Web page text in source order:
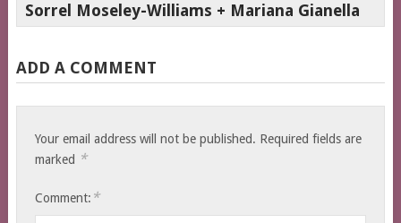
Sorrel Moseley-Williams + Mariana Gianella
ADD A COMMENT
Your email address will not be published. Required fields are
marked *
Comment: *